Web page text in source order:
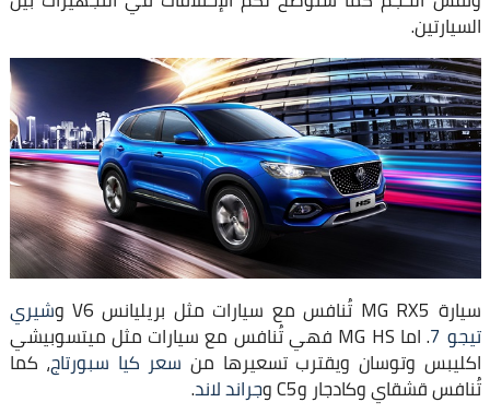
السيارتين.
سيارة MG RX5 تُنافس مع سيارات مثل بريليانس V6 و شيري
تيجو 7 . اما MG HS فهي تُنافس مع سيارات مثل ميتسوبيشي
اكليبس وتوسان ويقترب تسعيرها من سعر كيا سبورتاج، كما
تُنافس قشقاي وكادجار وC5 و جراند لاند.